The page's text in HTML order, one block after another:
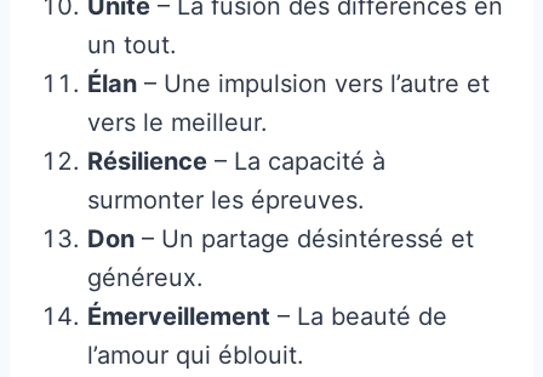
un tout.
Élan – Une impulsion vers l’autre et
vers le meilleur.
Résilience – La capacité à
surmonter les épreuves.
Don – Un partage désintéressé et
généreux.
Émerveillement – La beauté de
l’amour qui éblouit.